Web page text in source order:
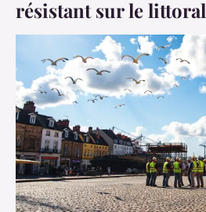
résistant sur le littoral